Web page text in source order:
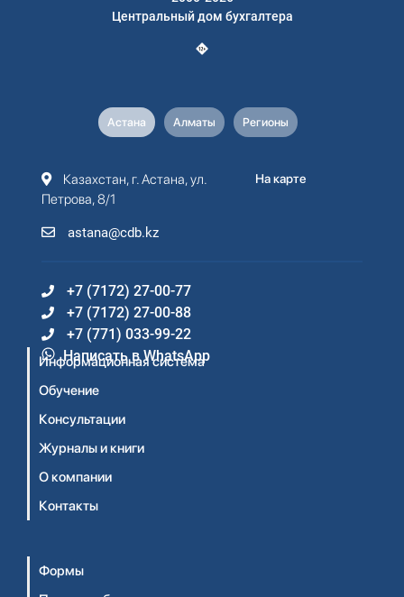
Центральный дом бухгалтера
Астана Алматы Регионы
Казахстан, г. Астана, ул.
Петрова, 8/1
astana@cdb.kz
На карте
+7 (7172) 27-00-77
+7 (7172) 27-00-88
+7 (771) 033-99-22
Написать в WhatsApp
Информационная система
Обучение
Консультации
Журналы и книги
О компании
Контакты
Формы